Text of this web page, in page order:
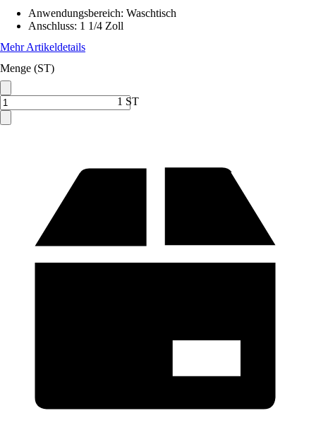
Anwendungsbereich: Waschtisch
Anschluss: 1 1/4 Zoll
Mehr Artikeldetails
Menge (ST)
1 ST